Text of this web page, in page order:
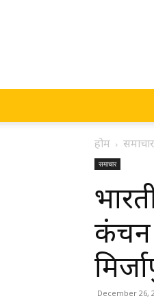
होम समाचार
समाचार
कंचन
December 26,